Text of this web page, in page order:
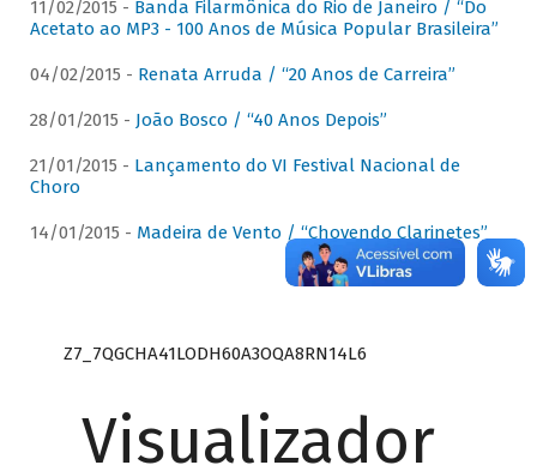
11/02/2015 - Banda Filarmônica do Rio de Janeiro / “Do
Acetato ao MP3 - 100 Anos de Música Popular Brasileira”
04/02/2015 - Renata Arruda / “20 Anos de Carreira”
28/01/2015 - João Bosco / “40 Anos Depois”
21/01/2015 - Lançamento do VI Festival Nacional de
Choro
14/01/2015 - Madeira de Vento / “Chovendo Clarinetes”
Z7_7QGCHA41LODH60A3OQA8RN14L6
Visualizador